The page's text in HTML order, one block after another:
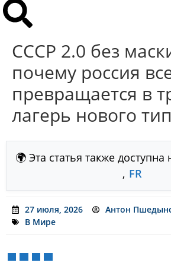
СССР 2.0 без
почему россия
превращается в
лагерь нового
🌍 Эта статья также доступна
, FR
27 июля, 2026 Антон
В Мире